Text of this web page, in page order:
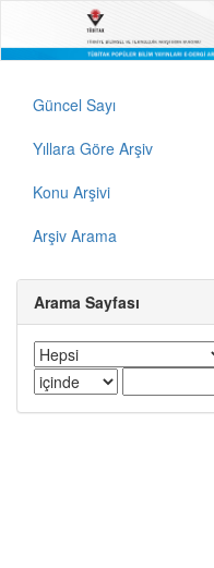
Güncel Sayı
Yıllara Göre Arşiv
Konu Arşivi
Arşiv Arama
Arama Sayfası